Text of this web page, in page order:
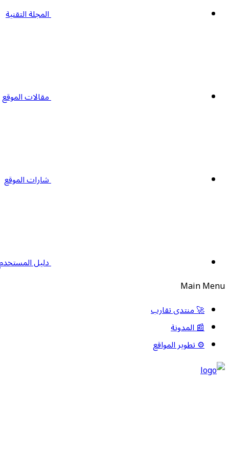
المجلة التقنية
مقالات الموقع
شارات الموقع
دليل
Main Menu
🚀 منتدى تقارب
📰 المدونة
⚙️ تطوير المواقع